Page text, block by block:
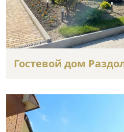
Гостевой дом